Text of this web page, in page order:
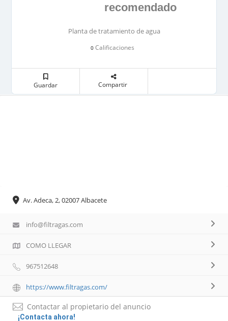
recomendado
Planta de tratamiento de agua
0 Calificaciones
Guardar Compartir
Av. Adeca, 2, 02007 Albacete
info@filtragas.com
COMO LLEGAR
967512648
https://www.filtragas.com/
Contactar al propietario del anuncio
¡Contacta ahora!